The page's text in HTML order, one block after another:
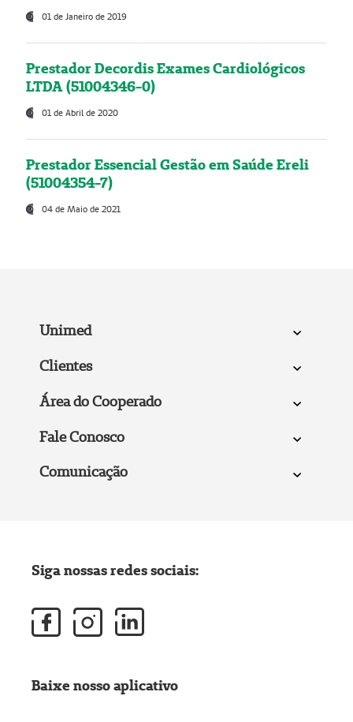
01 de Janeiro de 2019
Prestador Decordis Exames Cardiológicos
LTDA (51004346-0)
01 de Abril de 2020
Prestador Essencial Gestão em Saúde Ereli
(51004354-7)
04 de Maio de 2021
Unimed
Clientes
Área do Cooperado
Fale Conosco
Comunicação
Siga nossas redes sociais:
Baixe nosso aplicativo